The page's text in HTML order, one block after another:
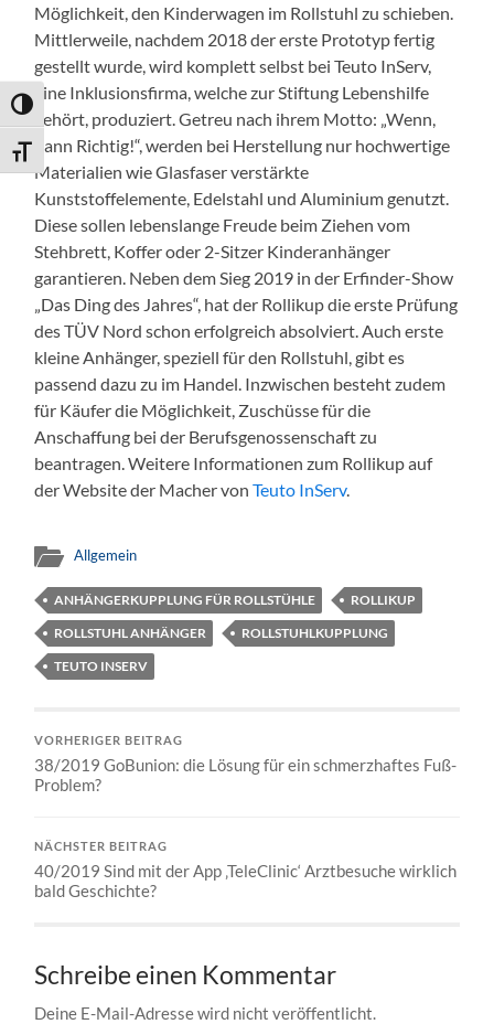
Umschalten auf hohe Kontraste
Schrift vergrößern
Möglichkeit, den Kinderwagen im Rollstuhl zu schieben.
Mittlerweile, nachdem 2018 der erste Prototyp fertig
gestellt wurde, wird komplett selbst bei Teuto InServ,
eine Inklusionsfirma, welche zur Stiftung Lebenshilfe
gehört, produziert. Getreu nach ihrem Motto: „Wenn,
dann Richtig!“, werden bei Herstellung nur hochwertige
Materialien wie Glasfaser verstärkte
Kunststoffelemente, Edelstahl und Aluminium genutzt.
Diese sollen lebenslange Freude beim Ziehen vom
Stehbrett, Koffer oder 2-Sitzer Kinderanhänger
garantieren. Neben dem Sieg 2019 in der Erfinder-Show
„Das Ding des Jahres“, hat der Rollikup die erste Prüfung
des TÜV Nord schon erfolgreich absolviert. Auch erste
kleine Anhänger, speziell für den Rollstuhl, gibt es
passend dazu zu im Handel. Inzwischen besteht zudem
für Käufer die Möglichkeit, Zuschüsse für die
Anschaffung bei der Berufsgenossenschaft zu
beantragen. Weitere Informationen zum Rollikup auf
der Website der Macher vonTeuto InServ.
Allgemein
ANHÄNGERKUPPLUNG FÜR ROLLSTÜHLE
ROLLIKUP
ROLLSTUHL ANHÄNGER
ROLLSTUHLKUPPLUNG
TEUTO INSERV
VORHERIGER BEITRAG
38/2019 GoBunion: die Lösung für ein schmerzhaftes Fuß-
Problem?
NÄCHSTER BEITRAG
40/2019 Sind mit der App ‚TeleClinic‘ Arztbesuche wirklich
bald Geschichte?
Schreibe einen Kommentar
Deine E-Mail-Adresse wird nicht veröffentlicht.